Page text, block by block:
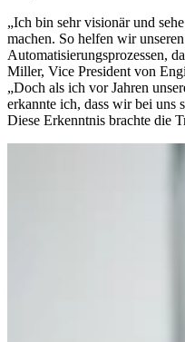
„Ich bin sehr visionär und
machen. So helfen wir
Automatisierungsprozessen,
Miller, Vice President von
„Doch als ich vor Jahren
erkannte ich, dass wir bei uns
Diese Erkenntnis brachte die